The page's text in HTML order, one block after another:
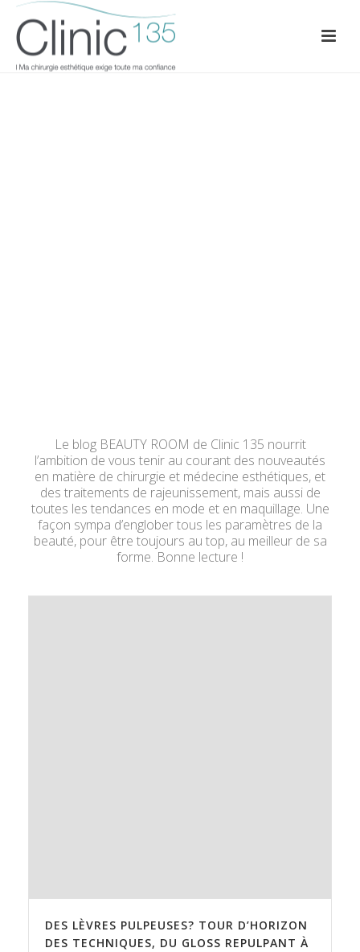
Le blog BEAUTY ROOM de Clinic 135 nourrit
l’ambition de vous tenir au courant des nouveautés
en matière de chirurgie et médecine esthétiques, et
des traitements de rajeunissement, mais aussi de
toutes les tendances en mode et en maquillage. Une
façon sympa d’englober tous les paramètres de la
beauté, pour être toujours au top, au meilleur de sa
forme. Bonne lecture !
DES LÈVRES PULPEUSES? TOUR D’HORIZON
DES TECHNIQUES, DU GLOSS REPULPANT À